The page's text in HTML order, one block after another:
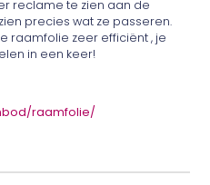
reclame te zien aan de
precies wat ze passeren.
raamfolie zeer efficiënt , je
in een keer!
raamfolie/